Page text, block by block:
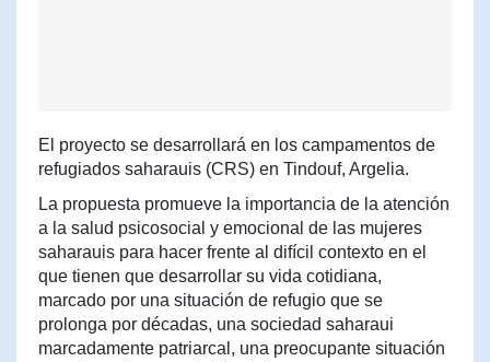
El proyecto se desarrollará en los campamentos de
refugiados saharauis (CRS) en Tindouf, Argelia.
La propuesta promueve la importancia de la atención
a la salud psicosocial y emocional de las mujeres
saharauis para hacer frente al difícil contexto en el
que tienen que desarrollar su vida cotidiana,
marcado por una situación de refugio que se
prolonga por décadas, una sociedad saharaui
marcadamente patriarcal, una preocupante situación